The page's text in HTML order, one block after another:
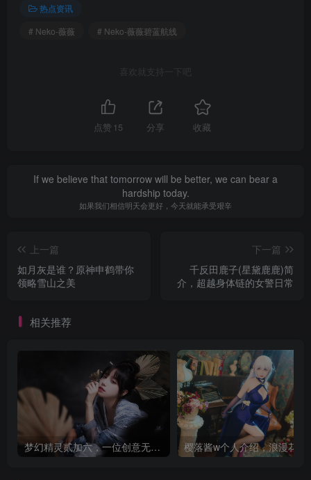
热点资讯
# Neko-薇薇
# Neko-薇薇碧蓝航线
喜欢就支持一下吧
点赞 15 分享 收藏
If we believe that tomorrow will be better, we can bear a
hardship today.
如果我们相信明天会更好，今天就能承受艰辛
上一篇
如月灰是谁？原神申鹤带你
领略雪山之美
下一篇
千反田鹿子(星黛鹿鹿)简
介，超越身体链的女警日常
相关推荐
梦幻精灵贰加六，一位创意无限的动漫博主！